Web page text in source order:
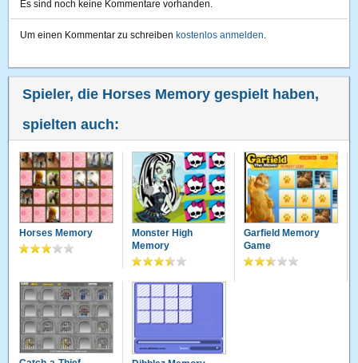
Es sind noch keine Kommentare vorhanden.
Um einen Kommentar zu schreiben kostenlos anmelden.
Spieler, die Horses Memory gespielt haben,
spielten auch:
Horses Memory
Monster High
Memory
Garfield Memory
Game